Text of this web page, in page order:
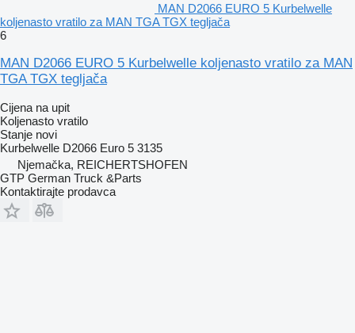
MAN D2066 EURO 5 Kurbelwelle
koljenasto vratilo za MAN TGA TGX tegljača
6
MAN D2066 EURO 5 Kurbelwelle koljenasto vratilo za MAN
TGA TGX tegljača
Cijena na upit
Koljenasto vratilo
Stanje novi
Kurbelwelle D2066 Euro 5 3135
Njemačka, REICHERTSHOFEN
GTP German Truck &Parts
Kontaktirajte prodavca